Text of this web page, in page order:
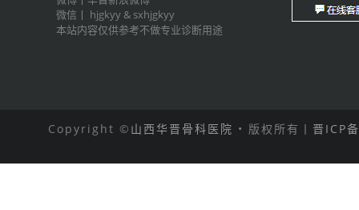
微信丨 hjgkyy & sxhjgkyy
本站内容仅供参考不做专业诊断用途
Copyright © 山西华晋骨科医院 • 版权所有丨 晋ICP